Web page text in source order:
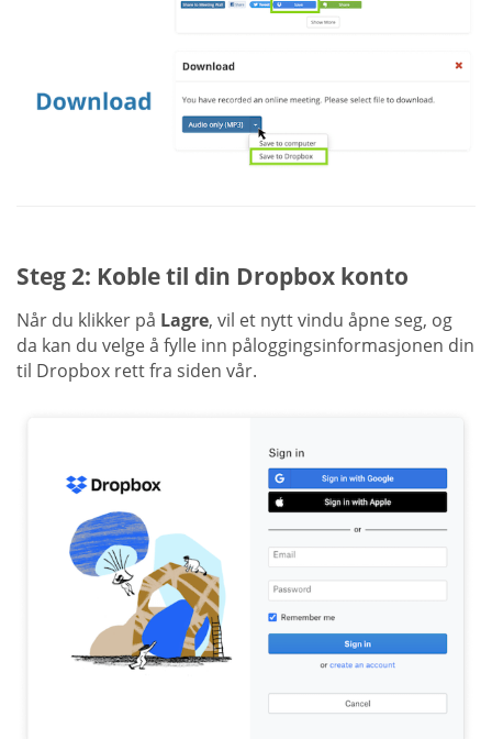
Steg 2: Koble til din Dropbox konto
Når du klikker på Lagre, vil et nytt vindu åpne seg, og
da kan du velge å fylle inn påloggingsinformasjonen din
til Dropbox rett fra siden vår.